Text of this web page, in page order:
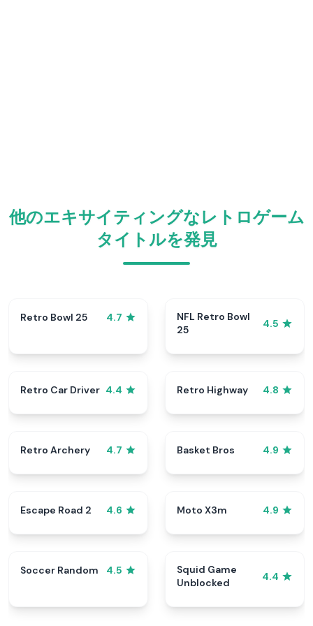
他のエキサイティングなレトロゲーム
タイトルを発見
Retro Bowl 25 4.7
NFL Retro Bowl
25
4.5
Retro Car Driver 4.4 Retro Highway 4.8
Retro Archery 4.7 Basket Bros 4.9
Escape Road 2 4.6 Moto X3m 4.9
Soccer Random 4.5
Squid Game
Unblocked
4.4